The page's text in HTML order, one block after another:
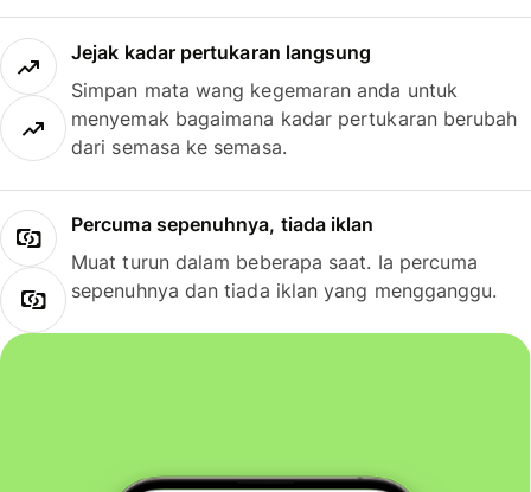
Jejak kadar pertukaran langsung
Simpan mata wang kegemaran anda untuk
menyemak bagaimana kadar pertukaran berubah
dari semasa ke semasa.
Percuma sepenuhnya, tiada iklan
Muat turun dalam beberapa saat. Ia percuma
sepenuhnya dan tiada iklan yang mengganggu.